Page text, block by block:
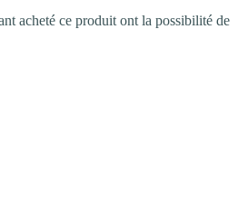
acheté ce produit ont la possibilité de